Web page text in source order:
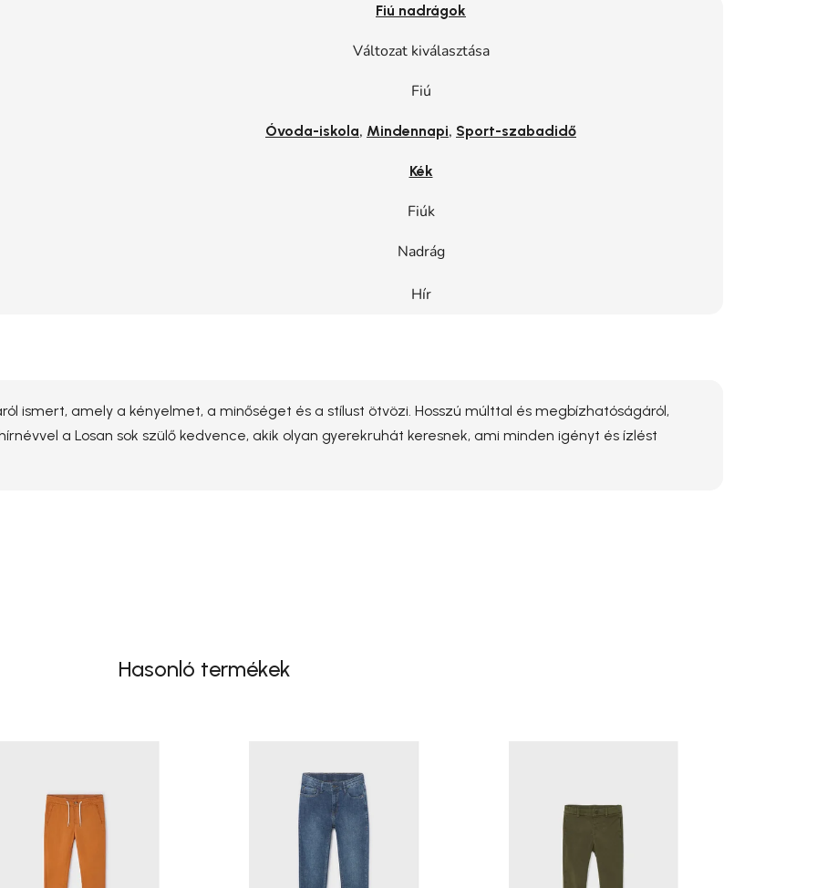
Fiú nadrágok
Változat kiválasztása
Fiú
Óvoda-iskola, Mindennapi, Sport-szabadidő
Kék
Fiúk
Nadrág
Hír
ismert, amely a kényelmet, a minőséget és a stílust ötvözi. Hosszú múlttal és megbízhatóságáról,
a Losan sok szülő kedvence, akik olyan gyerekruhát keresnek, ami minden igényt és ízlést
Hasonló termékek